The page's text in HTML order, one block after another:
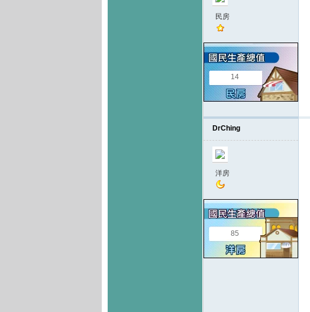
民房
14
DrChing
洋房
85